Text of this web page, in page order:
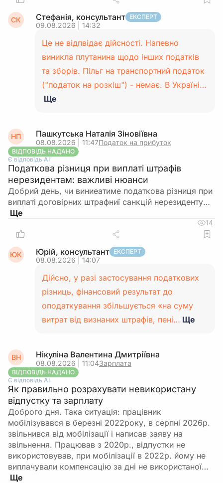
СК Стефанія, консультант ЕКСПЕРТ
09.08.2026 | 14:32
Це не відпвідає дійсності. Напевно
виникла плутанина щодо інших податків
та зборів. Пільг на транспортний податок
("податок на розкіш") - немає. В Україні…
Ще
НП Пашкутська Наталія Зіновіївна
08.08.2026 | 11:47Податок на прибуток
ВІДПОВІДЬ НАДАНО
Є відповідь АІ
Податкова різниця при виплаті штрафів
нерезидентам: важливі нюанси
Добрий день, чи виниеатиме податкова різниця при
виплаті договірних штрафниї санкцій нерезиденту…
14
ЮК Юрій, консультант ЕКСПЕРТ
08.08.2026 | 14:07
Дійсно, у разі застосування податкових
різниць, фінансовий результат до
оподаткування збільшується «на суму
витрат від визнаних штрафів, пені… Ще
ВН Нікуліна Валентина Дмитріївна
08.08.2026 | 11:04Зарплата
ВІДПОВІДЬ НАДАНО
Є відповідь АІ
Як правильно розрахувати невикористану
відпустку та зарплату
Доброго дня. Така ситуація: працівник
мобілізувався в березні 2022року, в серпні 2026р.
звільнився від мобілізації і написав заяву на
звільнення. Працював з 2020р., відпустки не
використовував, при мобілізації в 2022р. йому не
виплачували компенсацію за дні не використаної…